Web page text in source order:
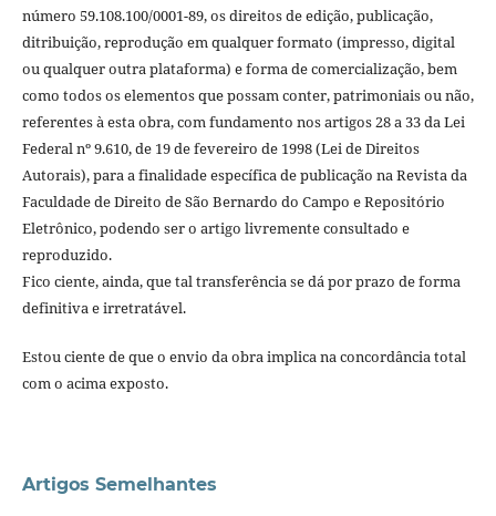
número 59.108.100/0001-89, os direitos de edição, publicação,
ditribuição, reprodução em qualquer formato (impresso, digital
ou qualquer outra plataforma) e forma de comercialização, bem
como todos os elementos que possam conter, patrimoniais ou não,
referentes à esta obra, com fundamento nos artigos 28 a 33 da Lei
Federal nº 9.610, de 19 de fevereiro de 1998 (Lei de Direitos
Autorais), para a finalidade específica de publicação na Revista da
Faculdade de Direito de São Bernardo do Campo e Repositório
Eletrônico, podendo ser o artigo livremente consultado e
reproduzido.
Fico ciente, ainda, que tal transferência se dá por prazo de forma
definitiva e irretratável.
Estou ciente de que o envio da obra implica na concordância total
com o acima exposto.
Artigos Semelhantes